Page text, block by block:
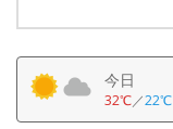
今日
32℃／22℃